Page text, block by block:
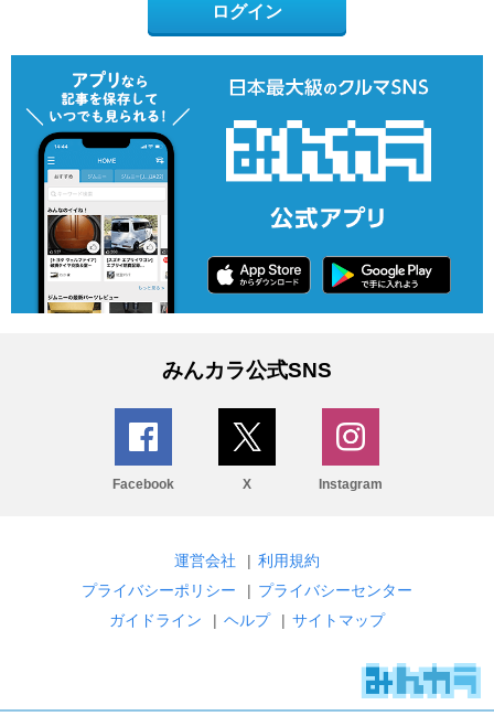
ログイン
みんカラ公式SNS
Facebook X Instagram
運営会社 | 利用規約
プライバシーポリシー
| プライバシーセンター
ガイドライン
| ヘルプ | サイトマップ